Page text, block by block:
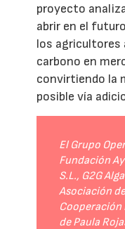
proyecto
abrir en el
los agricultores
carbono en
convirtiendo la
posible vía
El Grupo
Fundación
S.L., G2G
Asociación
Cooperación
de Paula